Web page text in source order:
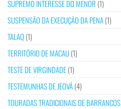
SUPREMO INTERESSE DO MENOR (1)
SUSPENSÃO DA EXECUÇÃO DA PENA(1)
TALAQ(1)
TERRITÓRIO DE MACAU(1)
TESTE DE VIRGINDADE(1)
TESTEMUNHAS DE JEOVÁ(4)
TOURADAS TRADICIONAIS DE BARRANCOS